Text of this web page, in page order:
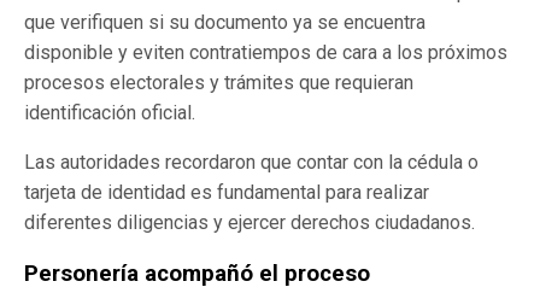
que verifiquen si su documento ya se encuentra
disponible y eviten contratiempos de cara a los próximos
procesos electorales y trámites que requieran
identificación oficial.
Las autoridades recordaron que contar con la cédula o
tarjeta de identidad es fundamental para realizar
diferentes diligencias y ejercer derechos ciudadanos.
Personería acompañó el proceso